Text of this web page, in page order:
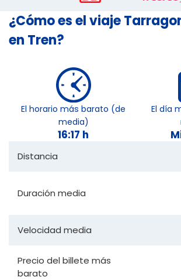
¿Cómo es el viaje
en Tren?
El horario más barato (de
media)
16:17 h
El día
Distancia
Duración media
Velocidad media
Precio del billete más
barato